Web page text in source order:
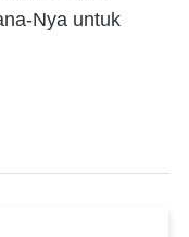
Nya untuk